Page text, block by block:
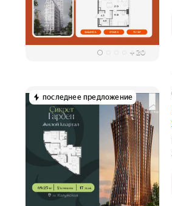
+ 20
последнее предложение